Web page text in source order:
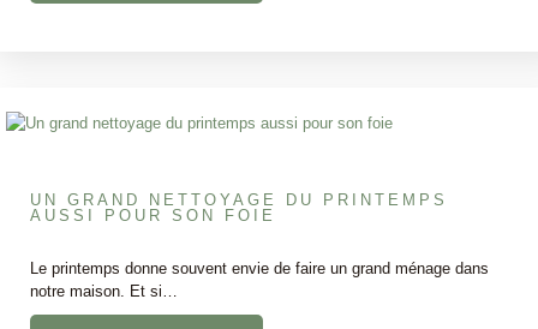
UN GRAND NETTOYAGE DU PRINTEMPS
AUSSI POUR SON FOIE
Le printemps donne souvent envie de faire un grand ménage dans
notre maison. Et si…